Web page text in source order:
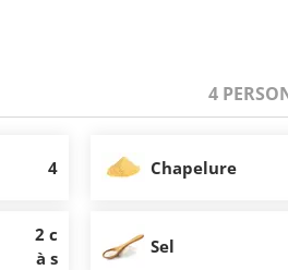
4
4 Chapelure
2 c
à s
Sel